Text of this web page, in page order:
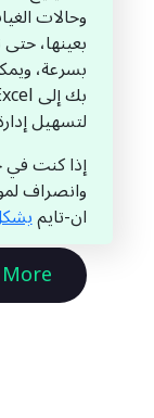
وحالات
بعينها،
بسرعة،
لتسهيل
إذا كنت
وانصراف
ان-تايمبشكل